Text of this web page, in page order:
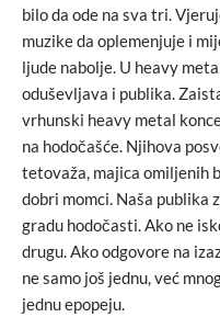
bilo da ode na sva tri.
muzike da oplemenjuje i
ljude nabolje. U heavy
oduševljava i publika.
vrhunski heavy metal
na hodočašće. Njihova
tetovaža, majica omiljenih
dobri momci. Naša publika
gradu hodočasti. Ako ne
drugu. Ako odgovore na
ne samo još jednu, već
jednu epopeju.